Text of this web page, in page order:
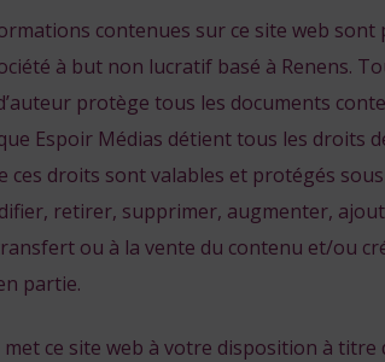
contenues sur ce site web sont
à but non lucratif basé à Renens.
protège tous les documents
Espoir Médias détient tous les droits
ces droits sont valables et protégés
retirer, supprimer, augmenter,
ou à la vente du contenu et/ou
partie.
met ce site web à votre disposition à